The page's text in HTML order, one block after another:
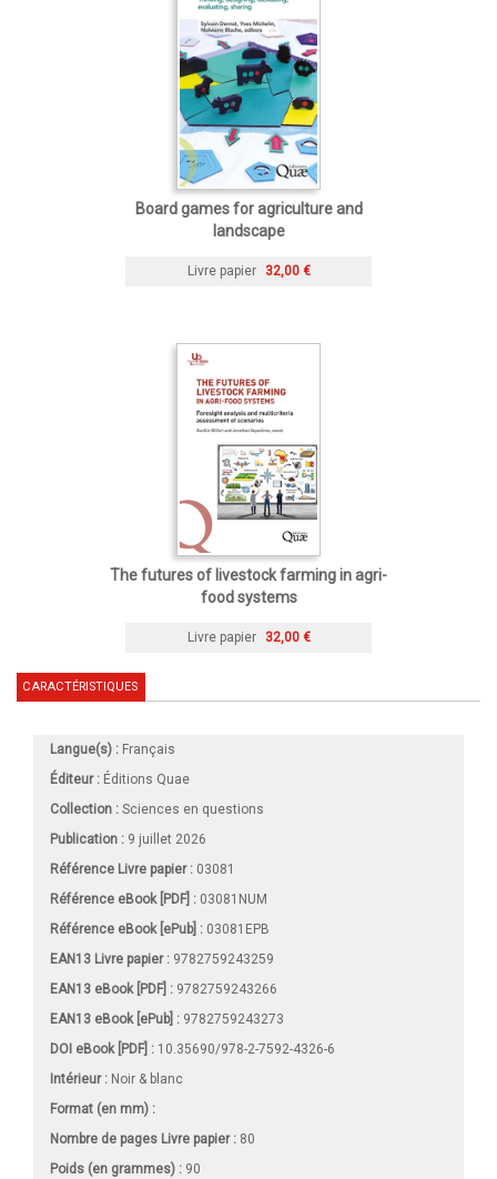
Board games for agriculture and
landscape
Livre papier 32,00 €
The futures of livestock farming in agri-
food systems
Livre papier 32,00 €
CARACTÉRISTIQUES
Langue(s) : Français
Éditeur : Éditions Quae
Collection : Sciences en questions
Publication : 9 juillet 2026
Référence Livre papier : 03081
Référence eBook [PDF] : 03081NUM
Référence eBook [ePub] : 03081EPB
EAN13 Livre papier : 9782759243259
EAN13 eBook [PDF] : 9782759243266
EAN13 eBook [ePub] : 9782759243273
DOI eBook [PDF] : 10.35690/978-2-7592-4326-6
Intérieur : Noir & blanc
Format (en mm) :
Nombre de pages Livre papier: 80
Poids (en grammes) : 90